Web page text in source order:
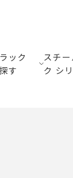
ック
す
スチ
ク シ